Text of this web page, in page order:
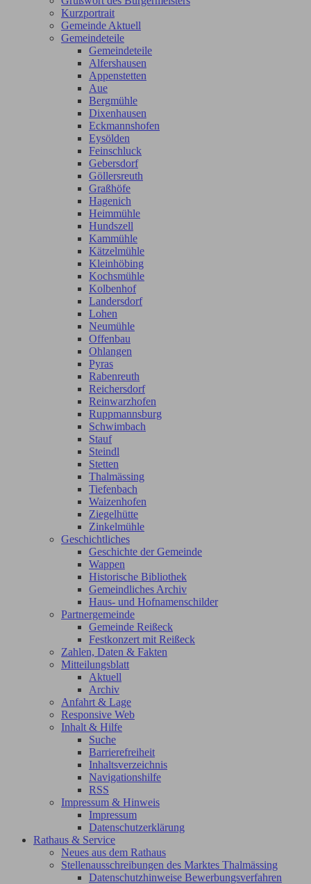
Kurzportrait
Gemeinde Aktuell
Gemeindeteile
Gemeindeteile
Alfershausen
Appenstetten
Aue
Bergmühle
Dixenhausen
Eckmannshofen
Eysölden
Feinschluck
Gebersdorf
Göllersreuth
Graßhöfe
Hagenich
Heimmühle
Hundszell
Kammühle
Kätzelmühle
Kleinhöbing
Kochsmühle
Kolbenhof
Landersdorf
Lohen
Neumühle
Offenbau
Ohlangen
Pyras
Rabenreuth
Reichersdorf
Reinwarzhofen
Ruppmannsburg
Schwimbach
Stauf
Steindl
Stetten
Thalmässing
Tiefenbach
Waizenhofen
Ziegelhütte
Zinkelmühle
Geschichtliches
Geschichte der Gemeinde
Wappen
Historische Bibliothek
Gemeindliches Archiv
Haus- und Hofnamenschilder
Partnergemeinde
Gemeinde Reißeck
Festkonzert mit Reißeck
Zahlen, Daten & Fakten
Mitteilungsblatt
Aktuell
Archiv
Anfahrt & Lage
Responsive Web
Inhalt & Hilfe
Suche
Barrierefreiheit
Inhaltsverzeichnis
Navigationshilfe
RSS
Impressum & Hinweis
Impressum
Datenschutzerklärung
Rathaus & Service
Neues aus dem Rathaus
Stellenausschreibungen des Marktes Thalmässing
Datenschutzhinweise Bewerbungsverfahren